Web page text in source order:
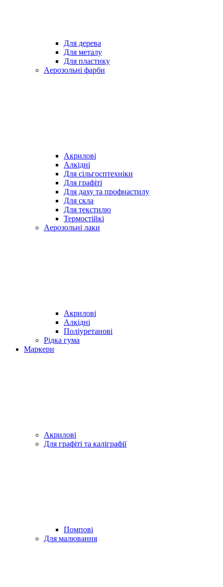
Для дерева
Для металу
Для пластику
Аерозольні фарби
Акрилові
Алкідні
Для cільгосптехніки
Для графіті
Для даху та профнастилу
Для скла
Для текстилю
Термостійкі
Аерозольні лаки
Акрилові
Алкідні
Поліуретанові
Рідка гума
Маркери
Акрилові
Для графіті та каліграфії
Помпові
Для малювання